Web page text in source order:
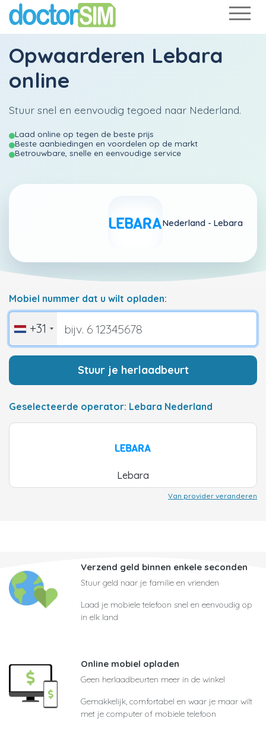
Opwaarderen Lebara
online
Stuur snel en eenvoudig tegoed naar Nederland.
Laad online op tegen de beste prijs
Beste aanbiedingen en voordelen op de markt
Betrouwbare, snelle en eenvoudige service
Nederland - Lebara
Mobiel nummer dat u wilt opladen:
+31
Stuur je herlaadbeurt
Geselecteerde operator: Lebara Nederland
Lebara
Van provider veranderen
Verzend geld binnen enkele seconden
Stuur geld naar je familie en vrienden
Laad je mobiele telefoon snel en eenvoudig op
in elk land
Online mobiel opladen
Geen herlaadbeurten meer in de winkel
Gemakkelijk, comfortabel en waar je maar wilt
met je computer of mobiele telefoon